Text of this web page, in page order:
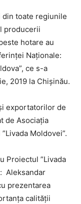
toate regiunile
producerii
hotare au
Naționale:
ce s-a
2019 la Chișinău.
exportatorilor de
de Asociația
Moldovei”.
Proiectul ”Livada
Aleksandar
prezentarea
calității